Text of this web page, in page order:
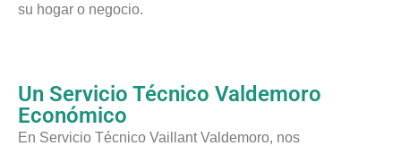
su hogar o negocio.
Un Servicio Técnico Valdemoro
Económico
En Servicio Técnico Vaillant Valdemoro, nos